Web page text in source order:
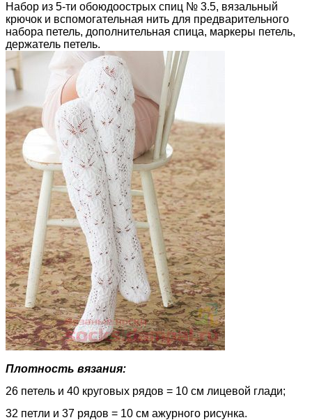
Набор из 5-ти обоюдоострых спиц № 3.5, вязальный
крючок и вспомогательная нить для предварительного
набора петель, дополнительная спица, маркеры петель,
держатель петель.
Плотность вязания:
26 петель и 40 круговых рядов = 10 см лицевой глади;
32 петли и 37 рядов = 10 см ажурного рисунка.